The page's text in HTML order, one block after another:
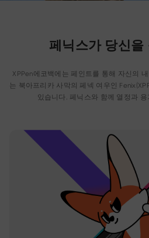
페닉스가 당신을
XPPen에코백에는 페인트를 통해 자신의
는 북아프리카 사막의 페넥 여우인
있습니다. 페닉스와 함께 열정과 용